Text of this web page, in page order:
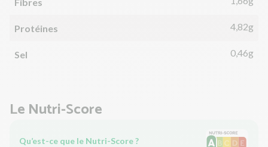
Protéines 4,82g
Sel 0,46g
Le Nutri-Score
Qu’est-ce que le Nutri-Score ?